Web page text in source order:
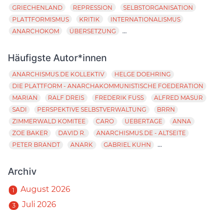
GRIECHENLAND
REPRESSION
SELBSTORGANISATION
PLATTFORMISMUS
KRITIK
INTERNATIONALISMUS
ANARCHOKOM
ÜBERSETZUNG ...
Häufigste Autor*innen
ANARCHISMUS.DE KOLLEKTIV
HELGE DOEHRING
DIE PLATTFORM - ANARCHAKOMMUNISTISCHE FOEDERATION
MARIAN
RALF DREIS FREDERIK FUSS
ALFRED MASUR
SADI
PERSPEKTIVE SELBSTVERWALTUNG
BRRN
ZIMMERWALD KOMITEE
CARO UEBERTAGE
ANNA
ZOE BAKER
DAVID R.
ANARCHISMUS.DE - ALTSEITE
PETER BRANDT
ANARK GABRIEL KUHN ...
Archiv
1 August 2026
3 Juli 2026